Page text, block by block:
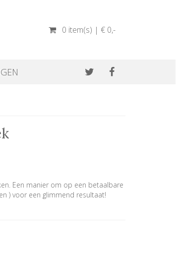
0 item(s) | € 0,-
Een manier om op een betaalbare
) voor een glimmend resultaat!